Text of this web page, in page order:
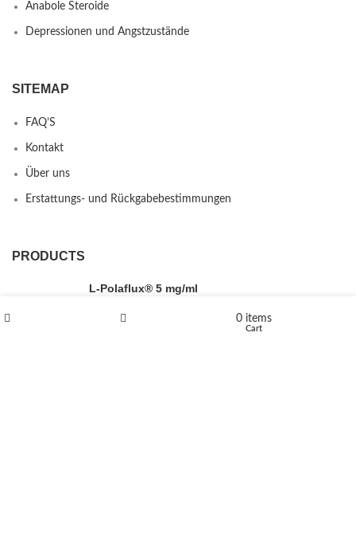
Anabole Steroide
Depressionen und Angstzustände
SITEMAP
FAQ’S
Kontakt
Über uns
Erstattungs- und Rückgabebestimmungen
PRODUCTS
L-Polaflux® 5 mg/ml
0 items
Cart